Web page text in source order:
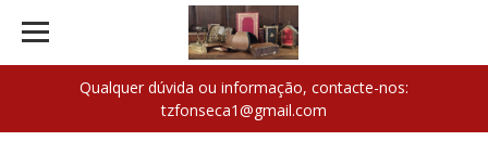
Qualquer dúvida ou informação, contacte-nos:
tzfonseca1@gmail.com